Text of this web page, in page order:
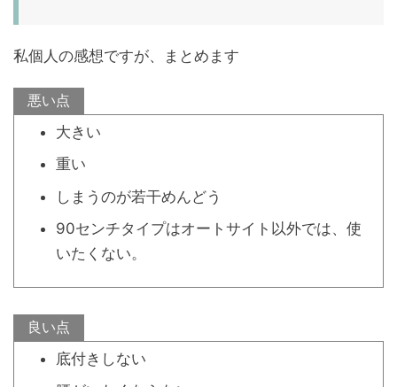
私個人の感想ですが、まとめます
悪い点
大きい
重い
しまうのが若干めんどう
90センチタイプはオートサイト以外では、使
いたくない。
良い点
底付きしない